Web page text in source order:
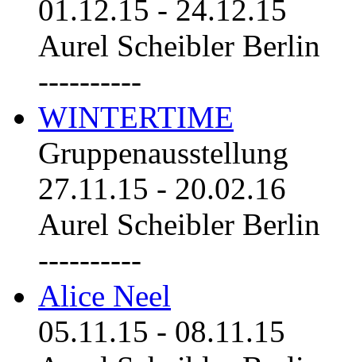
01.12.15 - 24.12.15
Aurel Scheibler Berlin
----------
WINTERTIME
Gruppenausstellung
27.11.15 - 20.02.16
Aurel Scheibler Berlin
----------
Alice Neel
05.11.15 - 08.11.15